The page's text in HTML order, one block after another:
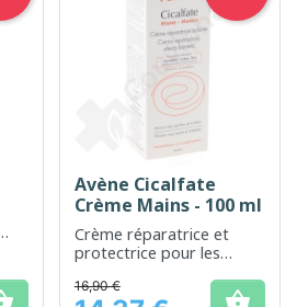
Avène Cicalfate
Crème Mains - 100 ml
Crème réparatrice et
protectrice pour les
16,90 €
